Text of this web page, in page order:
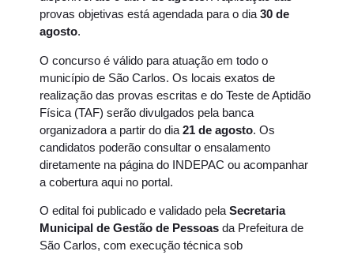
provas objetivas está agendada para o dia 30 de
agosto.
O concurso é válido para atuação em todo o
município de São Carlos. Os locais exatos de
realização das provas escritas e do Teste de Aptidão
Física (TAF) serão divulgados pela banca
organizadora a partir do dia 21 de agosto. Os
candidatos poderão consultar o ensalamento
diretamente na página do INDEPAC ou acompanhar
a cobertura aqui no portal.
O edital foi publicado e validado pela Secretaria
Municipal de Gestão de Pessoas da Prefeitura de
São Carlos, com execução técnica sob